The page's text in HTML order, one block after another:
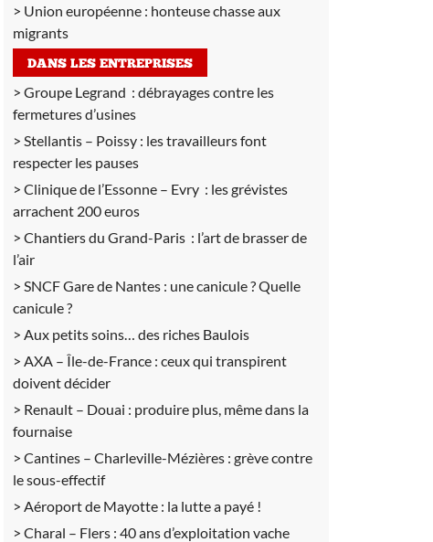
Union européenne : honteuse chasse aux
migrants
DANS LES ENTREPRISES
Groupe Legrand : débrayages contre les
fermetures d’usines
Stellantis – Poissy : les travailleurs font
respecter les pauses
Clinique de l’Essonne – Evry : les grévistes
arrachent 200 euros
Chantiers du Grand-Paris : l’art de brasser de
l’air
SNCF Gare de Nantes : une canicule ? Quelle
canicule ?
Aux petits soins… des riches Baulois
AXA – Île-de-France : ceux qui transpirent
doivent décider
Renault – Douai : produire plus, même dans la
fournaise
Cantines – Charleville-Mézières : grève contre
le sous-effectif
Aéroport de Mayotte : la lutte a payé !
Charal – Flers : 40 ans d’exploitation vache